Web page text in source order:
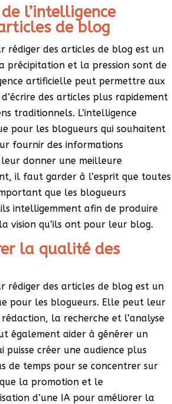
l’intelligence
de blog
rédiger des articles de blog est un
précipitation et la pression sont de
artificielle peut permettre aux
des articles plus rapidement
traditionnels. L’intelligence
pour les blogueurs qui souhaitent
fournir des informations
donner une meilleure
il faut garder à l’esprit que toutes
que les blogueurs
intelligemment afin de produire
vision qu’ils ont pour leur blog.
la qualité des
rédiger des articles de blog est un
pour les blogueurs. Elle peut leur
la recherche et l’analyse
également aider à générer un
créer une audience plus
de temps pour se concentrer sur
la promotion et le
d’une IA pour améliorer la